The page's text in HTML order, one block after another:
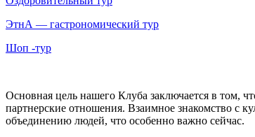
ЭтнА — гастрономический тур
Шоп -тур
Основная цель нашего Клуба заключается в том,
партнерские отношения. Взаимное знакомство с
объединению людей, что особенно важно сейчас.